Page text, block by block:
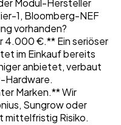
Modul-Hersteller
1, Bloomberg-NEF
vorhanden?
4.000 €.** Ein seriöser
im Einkauf bereits
anbietet, verbaut
Hardware.
Marken.** Wir
Sungrow oder
mittelfristig Risiko.